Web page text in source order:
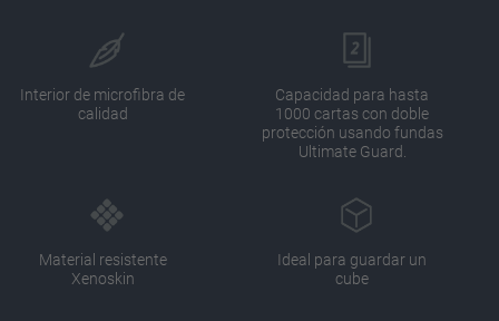
Interior de microfibra de
calidad
Capacidad para hasta
1000 cartas con doble
protección usando fundas
Ultimate Guard.
Material resistente
Xenoskin
Ideal para guardar un
cube